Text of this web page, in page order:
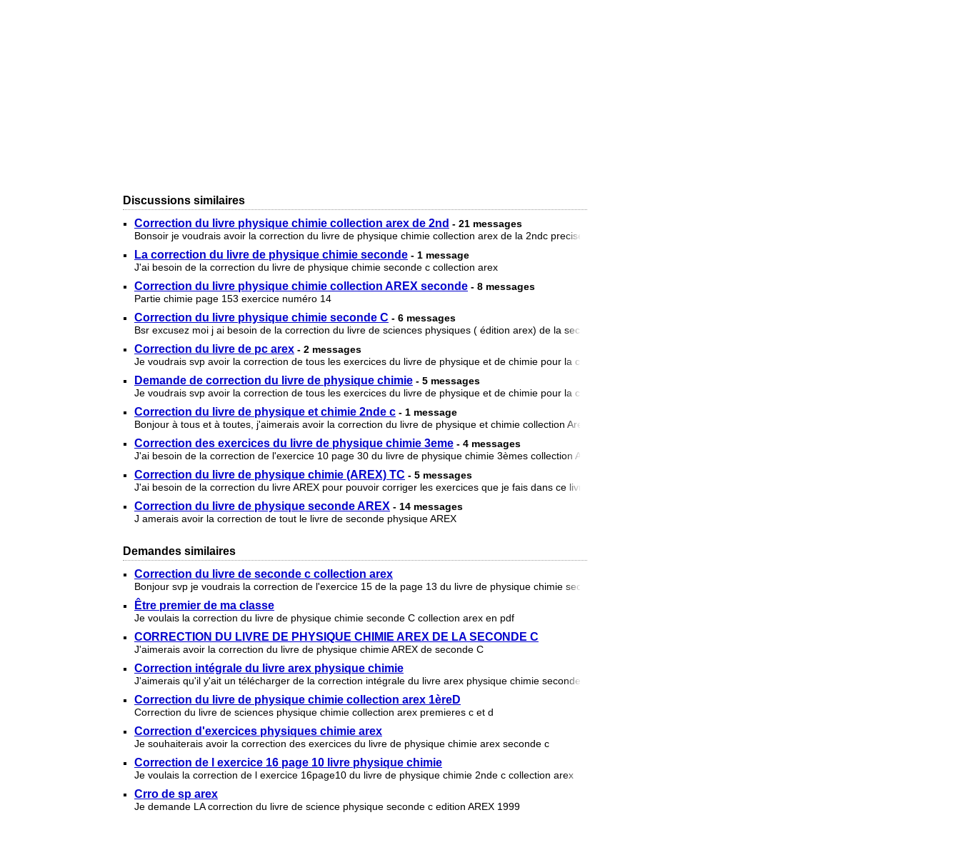
Discussions similaires
Correction du livre physique chimie collection arex de 2nd - 21 messages
Bonsoir je voudrais avoir la correction du livre de physique chimie collection arex de la 2ndc precisement l'exercice de
La correction du livre de physique chimie seconde - 1 message
J'ai besoin de la correction du livre de physique chimie seconde c collection arex
Correction du livre physique chimie collection AREX seconde - 8 messages
Partie chimie page 153 exercice numéro 14
Correction du livre physique chimie seconde C - 6 messages
Bsr excusez moi j ai besoin de la correction du livre de sciences physiques ( édition arex) de la seconde c
Correction du livre de pc arex - 2 messages
Je voudrais svp avoir la correction de tous les exercices du livre de physique et de chimie pour la classe de 1ere D et
Demande de correction du livre de physique chimie - 5 messages
Je voudrais svp avoir la correction de tous les exercices du livre de physique et de chimie pour la classe de 1ere D et
Correction du livre de physique et chimie 2nde c - 1 message
Bonjour à tous et à toutes, j'aimerais avoir la correction du livre de physique et chimie collection Arex 2ndc
Correction des exercices du livre de physique chimie 3eme - 4 messages
J'ai besoin de la correction de l'exercice 10 page 30 du livre de physique chimie 3èmes collection AREX
Correction du livre de physique chimie (AREX) TC - 5 messages
J'ai besoin de la correction du livre AREX pour pouvoir corriger les exercices que je fais dans ce livre à la maison.
Correction du livre de physique seconde AREX - 14 messages
J amerais avoir la correction de tout le livre de seconde physique AREX
Demandes similaires
Correction du livre de seconde c collection arex
Bonjour svp je voudrais la correction de l'exercice 15 de la page 13 du livre de physique chimie seconde c collection ar
Être premier de ma classe
Je voulais la correction du livre de physique chimie seconde C collection arex en pdf
CORRECTION DU LIVRE DE PHYSIQUE CHIMIE AREX DE LA SECONDE C
J'aimerais avoir la correction du livre de physique chimie AREX de seconde C
Correction intégrale du livre arex physique chimie
J'aimerais qu'il y'ait un télécharger de la correction intégrale du livre arex physique chimie seconde c.
Correction du livre de physique chimie collection arex 1èreD
Correction du livre de sciences physique chimie collection arex premieres c et d
Correction d'exercices physiques chimie arex
Je souhaiterais avoir la correction des exercices du livre de physique chimie arex seconde c
Correction de l exercice 16 page 10 livre physique chimie
Je voulais la correction de l exercice 16page10 du livre de physique chimie 2nde c collection arex
Crro de sp arex
Je demande LA correction du livre de science physique seconde c edition AREX 1999